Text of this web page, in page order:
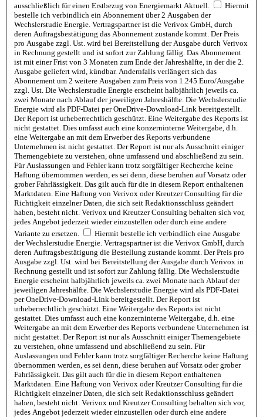
ausschließlich für einen Erstbezug von Energiemarkt Aktuell.
Hiermit
bestelle ich verbindlich ein Abonnement über 2 Ausgaben der
Wechslerstudie Energie. Vertragspartner ist die Verivox GmbH, durch
deren Auftragsbestätigung das Abonnement zustande kommt. Der Preis
pro Ausgabe zzgl. Ust. wird bei Bereitstellung der Ausgabe durch Verivox
in Rechnung gestellt und ist sofort zur Zahlung fällig. Das Abonnement
ist mit einer Frist von 3 Monaten zum Ende der Jahreshälfte, in der die 2.
Ausgabe geliefert wird, kündbar. Andernfalls verlängert sich das
Abonnement um 2 weitere Ausgaben zum Preis von 1.245 Euro/Ausgabe
zzgl. Ust. Die Wechslerstudie Energie erscheint halbjährlich jeweils ca.
zwei Monate nach Ablauf der jeweiligen Jahreshälfte. Die Wechslerstudie
Energie wird als PDF-Datei per OneDrive-Download-Link bereitgestellt.
Der Report ist urheberrechtlich geschützt. Eine Weitergabe des Reports ist
nicht gestattet. Dies umfasst auch eine konzerninterne Weitergabe, d.h.
eine Weitergabe an mit dem Erwerber des Reports verbundene
Unternehmen ist nicht gestattet. Der Report ist nur als Ausschnitt einiger
Themengebiete zu verstehen, ohne umfassend und abschließend zu sein.
Für Auslassungen und Fehler kann trotz sorgfältiger Recherche keine
Haftung übernommen werden, es sei denn, diese beruhen auf Vorsatz oder
grober Fahrlässigkeit. Das gilt auch für die in diesem Report enthaltenen
Marktdaten. Eine Haftung von Verivox oder Kreutzer Consulting für die
Richtigkeit einzelner Daten, die sich seit Redaktionsschluss geändert
haben, besteht nicht. Verivox und Kreutzer Consulting behalten sich vor,
jedes Angebot jederzeit wieder einzustellen oder durch eine andere
Variante zu ersetzen.
Hiermit bestelle ich verbindlich eine Ausgabe
der Wechslerstudie Energie. Vertragspartner ist die Verivox GmbH, durch
deren Auftragsbestätigung die Bestellung zustande kommt. Der Preis pro
Ausgabe zzgl. Ust. wird bei Bereitstellung der Ausgabe durch Verivox in
Rechnung gestellt und ist sofort zur Zahlung fällig. Die Wechslerstudie
Energie erscheint halbjährlich jeweils ca. zwei Monate nach Ablauf der
jeweiligen Jahreshälfte. Die Wechslerstudie Energie wird als PDF-Datei
per OneDrive-Download-Link bereitgestellt. Der Report ist
urheberrechtlich geschützt. Eine Weitergabe des Reports ist nicht
gestattet. Dies umfasst auch eine konzerninterne Weitergabe, d.h. eine
Weitergabe an mit dem Erwerber des Reports verbundene Unternehmen ist
nicht gestattet. Der Report ist nur als Ausschnitt einiger Themengebiete
zu verstehen, ohne umfassend und abschließend zu sein. Für
Auslassungen und Fehler kann trotz sorgfältiger Recherche keine Haftung
übernommen werden, es sei denn, diese beruhen auf Vorsatz oder grober
Fahrlässigkeit. Das gilt auch für die in diesem Report enthaltenen
Marktdaten. Eine Haftung von Verivox oder Kreutzer Consulting für die
Richtigkeit einzelner Daten, die sich seit Redaktionsschluss geändert
haben, besteht nicht. Verivox und Kreutzer Consulting behalten sich vor,
jedes Angebot jederzeit wieder einzustellen oder durch eine andere